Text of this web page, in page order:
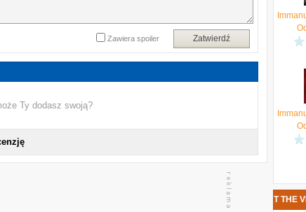
Zatwierdź
Zawiera spoiler
Ty dodasz swoją?
Od
Od
NOWA PŁYTA IMMANUEL WILKINS - LIVE AT THE VILLAGE